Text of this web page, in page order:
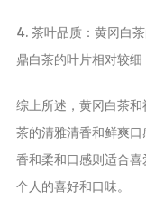
4. 茶叶品质：黄冈白
鼎白茶的叶片相对较细
综上所述，黄冈白茶
茶的清雅清香和鲜爽
香和柔和口感则适合
个人的喜好和口味。